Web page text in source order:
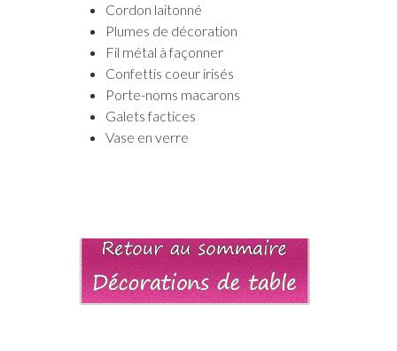
Cordon laitonné
Plumes de décoration
Fil métal à façonner
Confettis coeur irisés
Porte-noms macarons
Galets factices
Vase en verre